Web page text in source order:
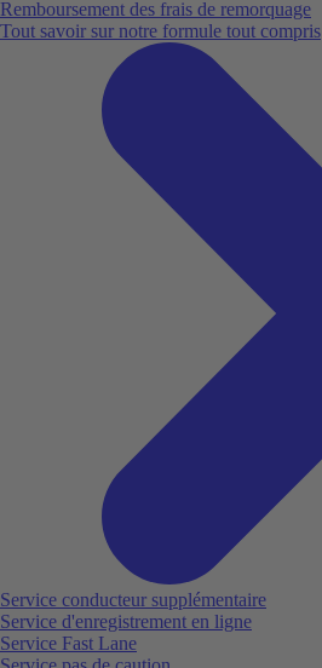
Remboursement des frais de remorquage
Tout savoir sur notre formule tout compris
Service conducteur supplémentaire
Service d'enregistrement en ligne
Service Fast Lane